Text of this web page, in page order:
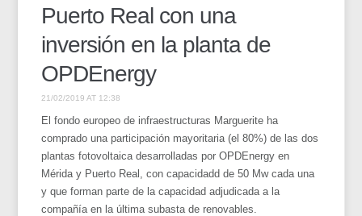
Puerto Real con una
inversión en la planta de
OPDEnergy
21/02/2019 AT 12:38
El fondo europeo de infraestructuras Marguerite ha
comprado una participación mayoritaria (el 80%) de las dos
plantas fotovoltaica desarrolladas por OPDEnergy en
Mérida y Puerto Real, con capacidadd de 50 Mw cada una
y que forman parte de la capacidad adjudicada a la
compañía en la última subasta de renovables.